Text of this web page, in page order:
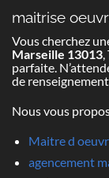
maitrise
Vous cherchez
Marseille 13013
parfaite.
de
Nous vous
Maitre d
agencement